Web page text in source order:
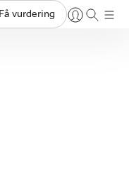
Få vurdering